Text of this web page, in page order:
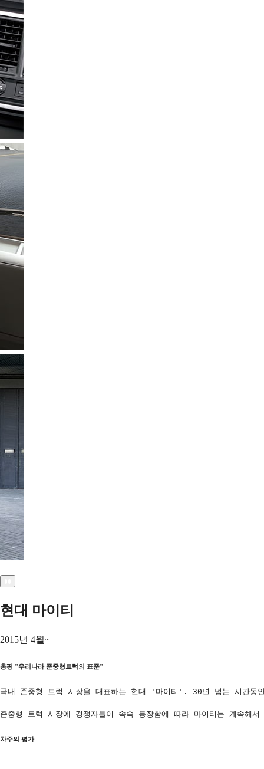
현대 마이티
2015년 4월~
총평 "우리나라 준중형트럭의 표준"
국내 준중형 트럭 시장을 대표하는 현대 '마이티'. 30년 넘는 시간동
준중형 트럭 시장에 경쟁자들이 속속 등장함에 따라 마이티는 계속해
차주의 평가